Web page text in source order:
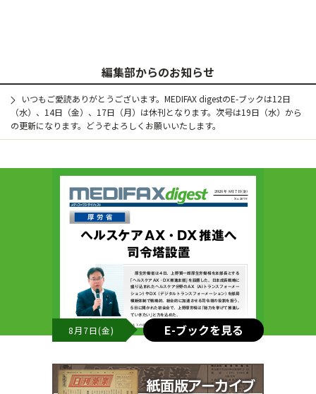
編集部からのお知らせ
いつもご愛読ありがとうございます。MEDIFAX digestのE-ブックは12日
（水）、14日（金）、17日（月）は休刊となります。次号は19日（水）から
の更新になります。どうぞよろしくお願いいたします。
8月7日(金) E-ブックを見る